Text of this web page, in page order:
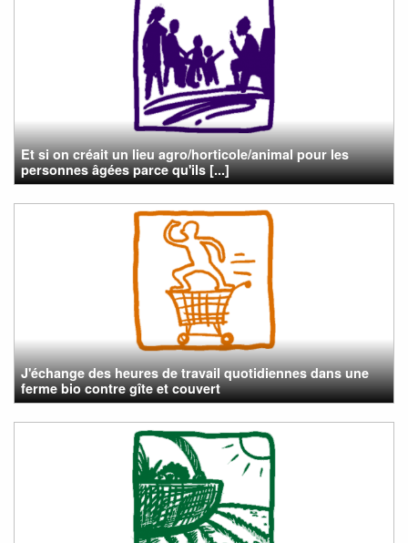
Et si on créait un lieu agro/horticole/animal pour les
personnes âgées parce qu'ils [...]
J'échange des heures de travail quotidiennes dans une
ferme bio contre gîte et couvert